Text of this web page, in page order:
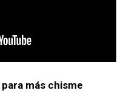
para más chisme